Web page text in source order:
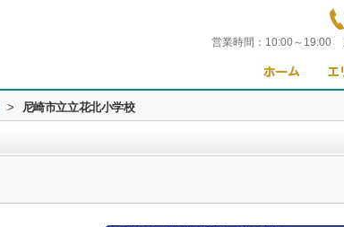
営業時間： 10:00～19:00
> 尼崎市立立花北小学校